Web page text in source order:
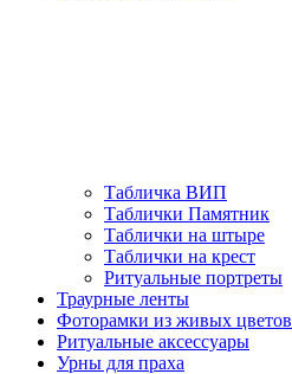
Табличка ВИП
Таблички Памятник
Таблички на штыре
Таблички на крест
Ритуальные портреты
Траурные ленты
Фоторамки из живых цветов
Ритуальные аксессуары
Урны для праха